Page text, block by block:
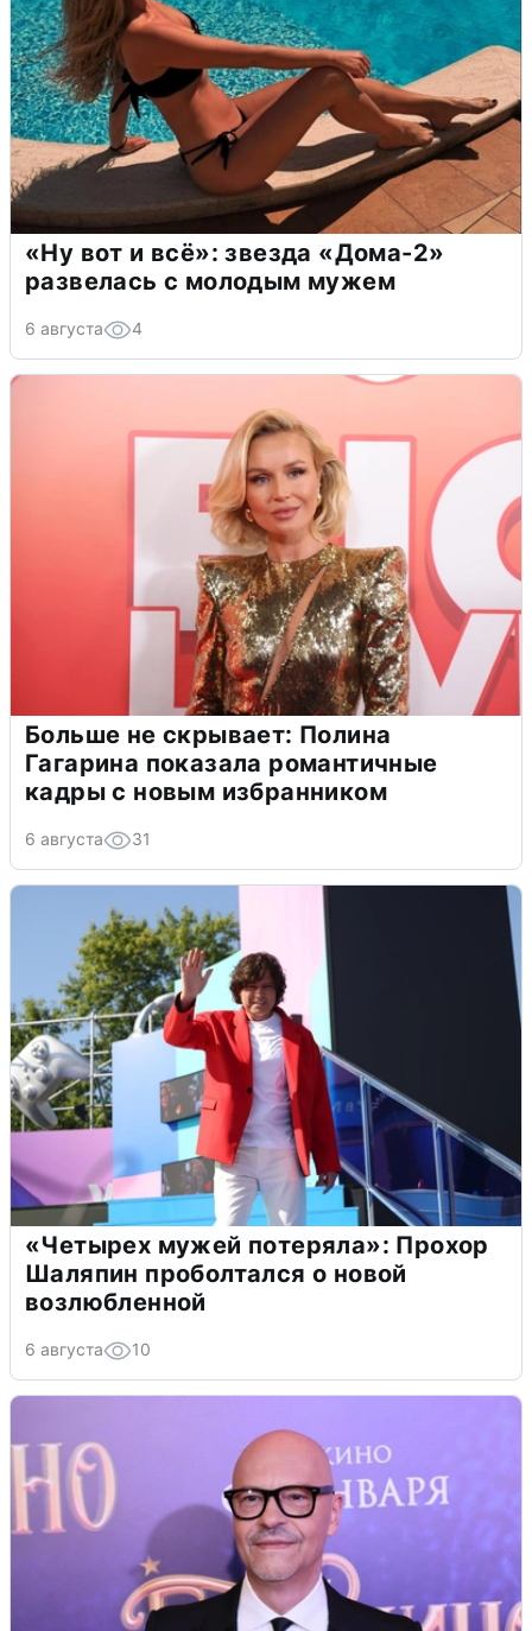
«Ну вот и всё»: звезда «Дома-2»
развелась с молодым мужем
6 августа 4
Больше не скрывает: Полина
Гагарина показала романтичные
кадры с новым избранником
6 августа 31
«Четырех мужей потеряла»: Прохор
Шаляпин проболтался о новой
возлюбленной
6 августа 10